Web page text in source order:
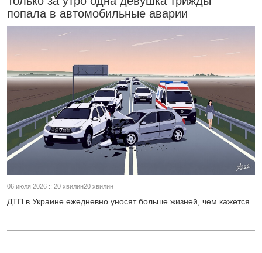
попала в автомобильные аварии
06 июля 2026 :: 20 хвилин20 хвилин
ДТП в Украине ежедневно уносят больше жизней, чем кажется.